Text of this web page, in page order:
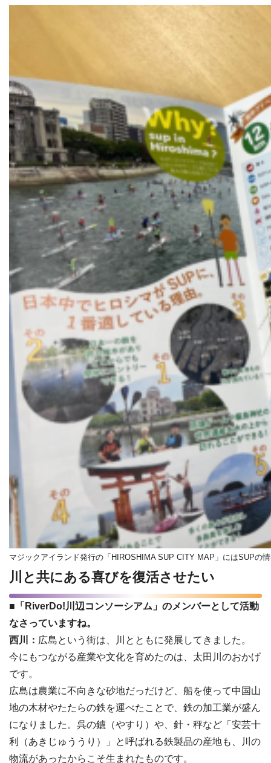
マジックアイランド発行の「HIROSHIMA SUP CITY MAP」にはSUPの
川と共にある喜びを復活させたい
■「RiverDo!川辺コンソーシアム」のメンバーとして活動
なさっていますね。
西川： 広島という街は、川とともに発展してきました。
今にもつながる産業や文化を育めたのは、太田川のおかげ
です。
広島は農業に不向きな砂地だっだけど、船を使って中国山
地の木材やたたらの鉄を運べたことで、鉄の加工業が盛ん
になりました。呉の鑢（やすり）や、針・秤など「安芸十
利（あきじゅううり）」と呼ばれる鉄製品の産地も、川の
物流があったからこそ生まれたものです。